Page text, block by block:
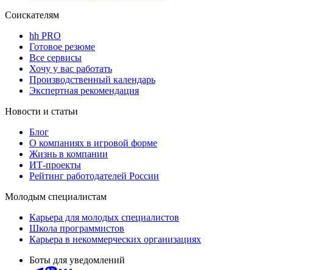
Соискателям
hh PRO
Готовое резюме
Все сервисы
Хочу у вас работать
Производственный календарь
Экспертная рекомендация
Новости и статьи
Блог
О компаниях в игровой форме
Жизнь в компании
ИТ-проекты
Рейтинг работодателей России
Молодым специалистам
Карьера для молодых специалистов
Школа программистов
Карьера в некоммерческих организациях
Боты для уведомлений